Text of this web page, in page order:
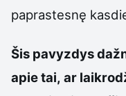
paprastesnę
Šis pavyzdys
apie tai, ar